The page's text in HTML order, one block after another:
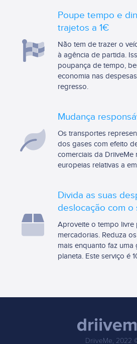
Poupe tempo e
trajetos a 1€
Não tem de trazer o
à agência de partida.
poupança de tempo,
economia nas
regresso.
Mudança
Os transportes
dos gases com efeito
comerciais da DriiveMe
europeias relativas a
Divida as suas
deslocação com o
Aproveite o tempo livre
mercadorias. Reduza
mais enquanto faz
planeta. Este serviço é
DriiveMe, 2022